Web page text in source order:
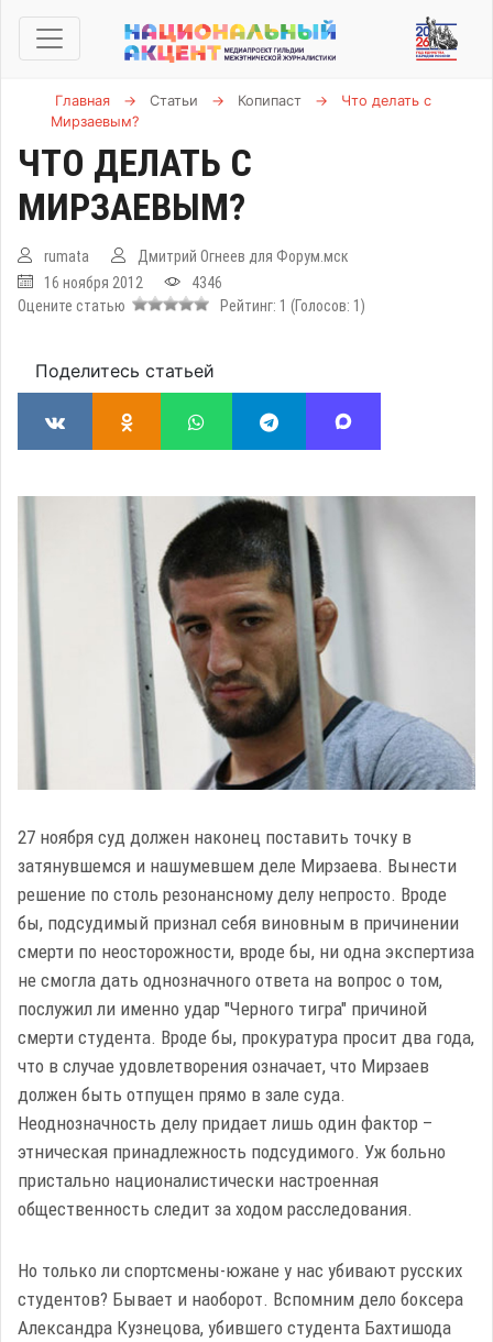
Главная → Статьи → Копипаст →
Что делать с
Мирзаевым?
ЧТО ДЕЛАТЬ С
МИРЗАЕВЫМ?
rumata
Дмитрий Огнеев для Форум.мск
16 ноября 2012
4346
Оцените статью
Рейтинг: 1 (Голосов: 1 )
Поделитесь статьей
27 ноября суд должен наконец поставить точку в
затянувшемся и нашумевшем деле Мирзаева. Вынести
решение по столь резонансному делу непросто. Вроде
бы, подсудимый признал себя виновным в причинении
смерти по неосторожности, вроде бы, ни одна экспертиза
не смогла дать однозначного ответа на вопрос о том,
послужил ли именно удар "Черного тигра" причиной
смерти студента. Вроде бы, прокуратура просит два года,
что в случае удовлетворения означает, что Мирзаев
должен быть отпущен прямо в зале суда.
Неоднозначность делу придает лишь один фактор –
этническая принадлежность подсудимого. Уж больно
пристально националистически настроенная
общественность следит за ходом расследования.
Но только ли спортсмены-южане у нас убивают русских
студентов? Бывает и наоборот. Вспомним дело боксера
Александра Кузнецова, убившего студента Бахтишода